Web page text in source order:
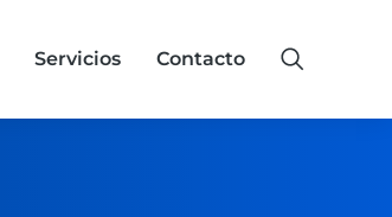
Servicios Contacto